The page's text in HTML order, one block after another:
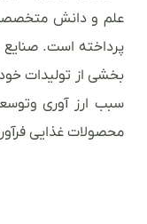
علم و دانش
پرداخته است. صنایع
بخشی از تولیدات
سبب ارز آوری
محصولات غذایی